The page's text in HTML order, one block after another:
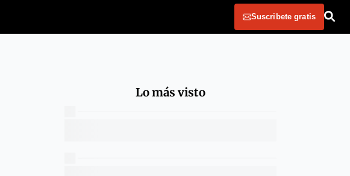
Suscribete gratis
Lo más visto